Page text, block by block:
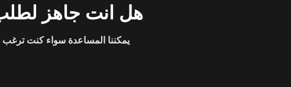
هل انت جاهز
يمكننا المساعدة سواء كنت